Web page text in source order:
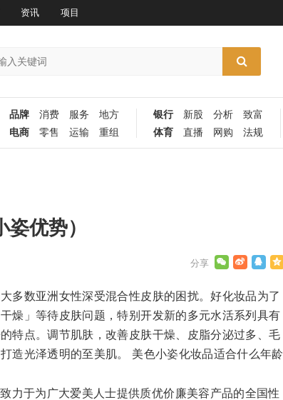
资讯 项目
品牌 消费 服务
地方
电商
零售 运输 重组
银行 新股 分析
致富
体育
直播 网购 法规
优势）
多数亚洲女性深受混合性皮肤的困扰。好化妆品为了
燥」等待皮肤问题，特别开发新的多元水活系列具有
特点。调节肌肤，改善皮肤干燥、皮脂分泌过多、毛
造光泽透明的至美肌。 美色小姿化妆品适合什么年龄
力于为广大爱美人士提供质优价廉美容产品的全国性